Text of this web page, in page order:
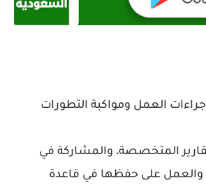
العمل ومواكبة التطورات
المتخصصة، والمشاركة في
على حفظها في قاعدة